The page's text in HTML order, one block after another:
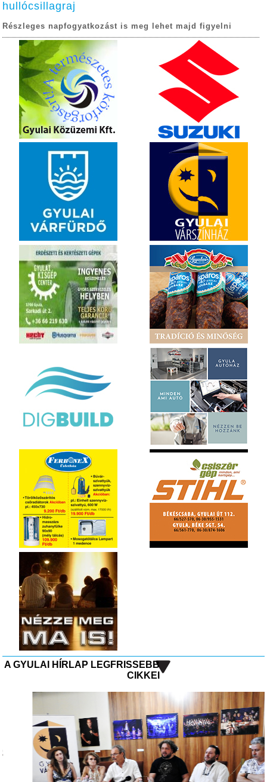
hullócsillagraj
Részleges napfogyatkozást is meg lehet majd figyelni
A GYULAI HÍRLAP LEGFRISSEBB
CIKKEI